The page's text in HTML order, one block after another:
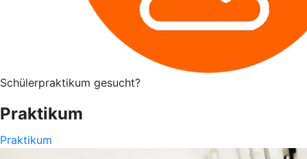
Schülerpraktikum gesucht?
Praktikum
Praktikum